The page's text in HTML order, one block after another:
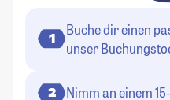
1
Buche dir einen
unser
2 Nimm an einem